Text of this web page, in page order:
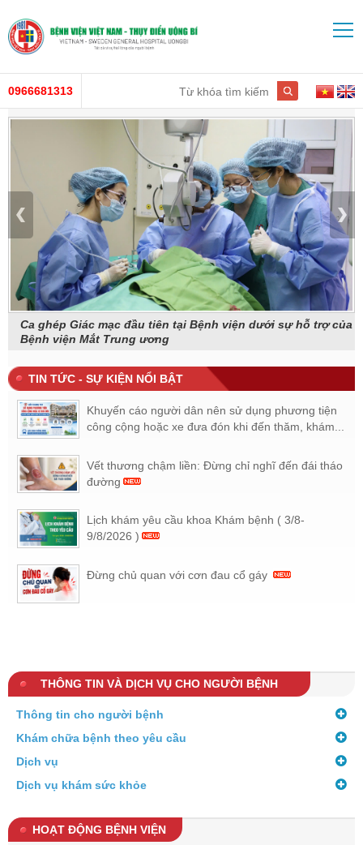
0966681313
Ca ghép Giác mạc đầu tiên tại Bệnh viện dưới sự hỗ trợ của
Bệnh viện Mắt Trung ương
TIN TỨC - SỰ KIỆN NỔI BẬT
Khuyến cáo người dân nên sử dụng phương tiện
công cộng hoặc xe đưa đón khi đến thăm, khám...
Vết thương chậm liền: Đừng chỉ nghĩ đến đái tháo
đường
Lịch khám yêu cầu khoa Khám bệnh ( 3/8-
9/8/2026 )
Đừng chủ quan với cơn đau cổ gáy
THÔNG TIN VÀ DỊCH VỤ CHO NGƯỜI BỆNH
Thông tin cho người bệnh
Khám chữa bệnh theo yêu cầu
Dịch vụ
Dịch vụ khám sức khỏe
HOẠT ĐỘNG BỆNH VIỆN